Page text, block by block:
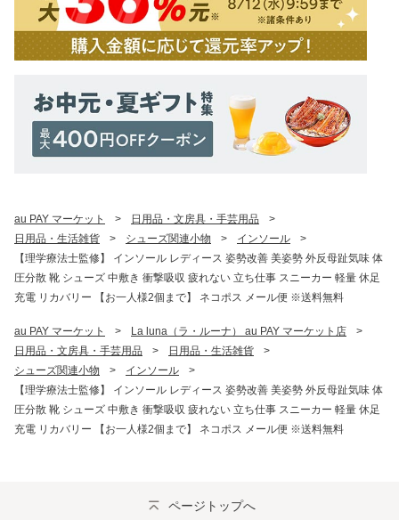
au PAY マーケット > 日用品・文房具・手芸用品
>
日用品・生活雑貨
> シューズ関連小物 > インソール
>
【理学療法士監修】 インソール レディース 姿勢改善 美姿勢 外反母趾気味 体
圧分散 靴 シューズ 中敷き 衝撃吸収 疲れない 立ち仕事 スニーカー 軽量 休足
充電 リカバリー 【お一人様2個まで】 ネコポス メール便 ※送料無料
au PAY マーケット > La luna（ラ・ルーナ） au PAY マーケット店
>
日用品・文房具・手芸用品
> 日用品・生活雑貨
>
シューズ関連小物
> インソール
>
【理学療法士監修】 インソール レディース 姿勢改善 美姿勢 外反母趾気味 体
圧分散 靴 シューズ 中敷き 衝撃吸収 疲れない 立ち仕事 スニーカー 軽量 休足
充電 リカバリー 【お一人様2個まで】 ネコポス メール便 ※送料無料
ページトップへ